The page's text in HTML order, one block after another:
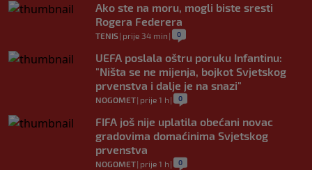
Ako ste na moru, mogli biste sresti
Rogera Federera
TENIS| prije 34 min | 0
UEFA poslala oštru poruku Infantinu:
"Ništa se ne mijenja, bojkot Svjetskog
prvenstva i dalje je na snazi"
NOGOMET| prije 1 h | 0
FIFA još nije uplatila obećani novac
gradovima domaćinima Svjetskog
prvenstva
NOGOMET| prije 1 h | 0